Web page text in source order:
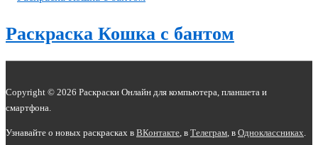
Раскраска Кошка с бантом
Copyright © 2026 Раскраски Онлайн для компьютера, планшета и
смартфона.
Узнавайте о новых раскрасках в ВКонтакте, в Телеграм, в Одноклассниках.